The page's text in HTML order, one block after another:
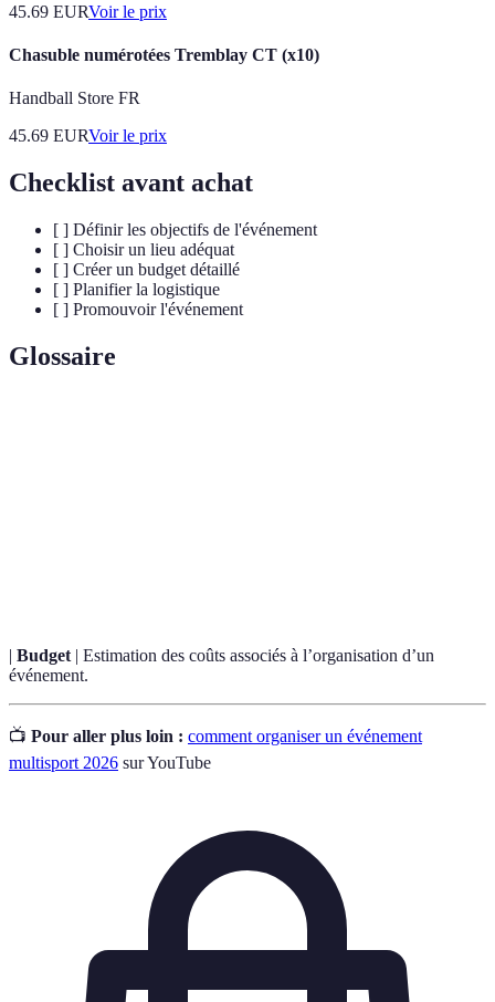
45.69 EURVoir le prix
Chasuble numérotées Tremblay CT (x10)
Handball Store FR
45.69 EURVoir le prix
Checklist avant achat
[ ] Définir les objectifs de l'événement
[ ] Choisir un lieu adéquat
[ ] Créer un budget détaillé
[ ] Planifier la logistique
[ ] Promouvoir l'événement
Glossaire
| Budget | Estimation des coûts associés à l’organisation d’un
événement.
📺 Pour aller plus loin : comment organiser un événement
multisport 2026 sur YouTube